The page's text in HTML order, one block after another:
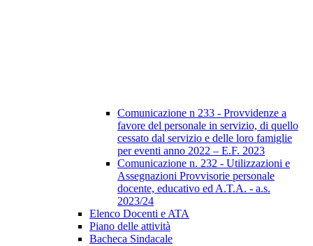
Comunicazione n 233 - Provvidenze a
favore del personale in servizio, di quello
cessato dal servizio e delle loro famiglie
per eventi anno 2022 – E.F. 2023
Comunicazione n. 232 - Utilizzazioni e
Assegnazioni Provvisorie personale
docente, educativo ed A.T.A. - a.s.
2023/24
Elenco Docenti e ATA
Piano delle attività
Bacheca Sindacale